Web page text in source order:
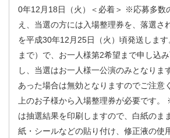
0年12月18日（火）＜必着＞ ※応募多数
え、当選の方には入場整理券を、落選さ
を平成30年12月25日（火）頃発送しま
まで）で、お一人様第2希望まで申し込
し、当選はお一人様一公演のみとなり
あった場合は無効となりますのでご注意
上のお子様から入場整理券が必要です。
は抽選結果を印刷しますので、白紙のま
紙・シールなどの貼り付け、修正液の使